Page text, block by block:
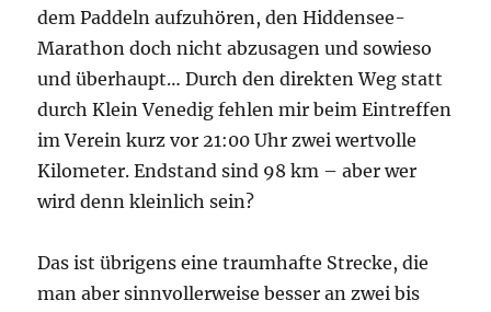
dem Paddeln aufzuhören, den Hiddensee-
Marathon doch nicht abzusagen und sowieso
und überhaupt… Durch den direkten Weg statt
durch Klein Venedig fehlen mir beim Eintreffen
im Verein kurz vor 21:00 Uhr zwei wertvolle
Kilometer. Endstand sind 98 km – aber wer
wird denn kleinlich sein?
Das ist übrigens eine traumhafte Strecke, die
man aber sinnvollerweise besser an zwei bis